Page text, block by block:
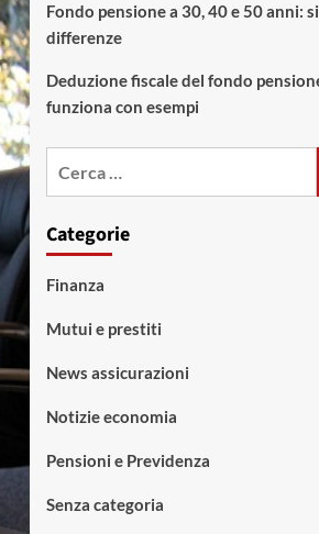
Fondo pensione a 30, 40 e 50 anni:
differenze
Deduzione fiscale del fondo
funziona con esempi
Categorie
Finanza
Mutui e prestiti
News assicurazioni
Notizie economia
Pensioni e Previdenza
Senza categoria